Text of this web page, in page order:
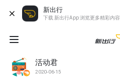
新出行
下载 新出行App 浏览更多精彩内容
活动君
2020-06-15